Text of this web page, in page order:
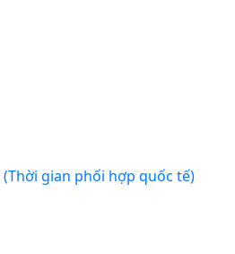
UTC (Thời gian phối hợp quốc tế)